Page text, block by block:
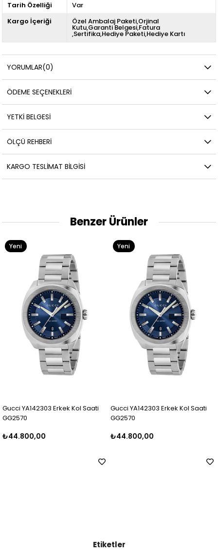
Tarih Özelliği
Var
Kargo İçeriği
Özel Ambalaj Paketi,Orjinal
Kutu,Garanti Belgesi,Fatura
,Sertifika,Hediye Paketi,Hediye Kartı
YORUMLAR(0)
ÖDEME SEÇENEKLERI
YETKİ BELGESİ
ÖLÇÜ REHBERI
KARGO TESLIMAT BILGISI
Benzer Ürünler
Gucci YA142303 Erkek Kol Saati
GG2570
₺44.800,00
Yeni
Gucci YA142303 Erkek Kol Saati
GG2570
₺44.800,00
Yeni
Etiketler